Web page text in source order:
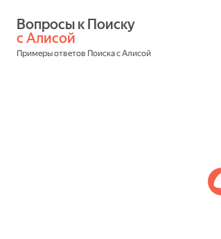
с Алисой
Примеры ответов Поиска с Алисой